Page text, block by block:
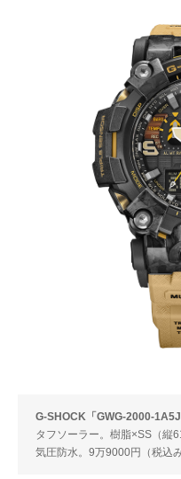
G-SHOCK「GWG-2000-
タフソーラー。樹脂×SS（縦
気圧防水。9万9000円（税込み